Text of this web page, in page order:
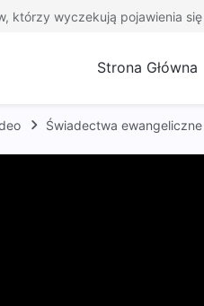
którzy wyczekują pojawienia się
Strona Główna
Świadectwa ewangeliczne